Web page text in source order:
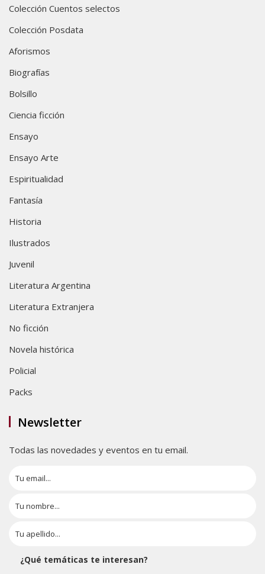
Colección Cuentos selectos
Colección Posdata
Aforismos
Biografías
Bolsillo
Ciencia ficción
Ensayo
Ensayo Arte
Espiritualidad
Fantasía
Historia
Ilustrados
Juvenil
Literatura Argentina
Literatura Extranjera
No ficción
Novela histórica
Policial
Packs
Newsletter
Todas las novedades y eventos en tu email.
¿Qué temáticas te interesan?